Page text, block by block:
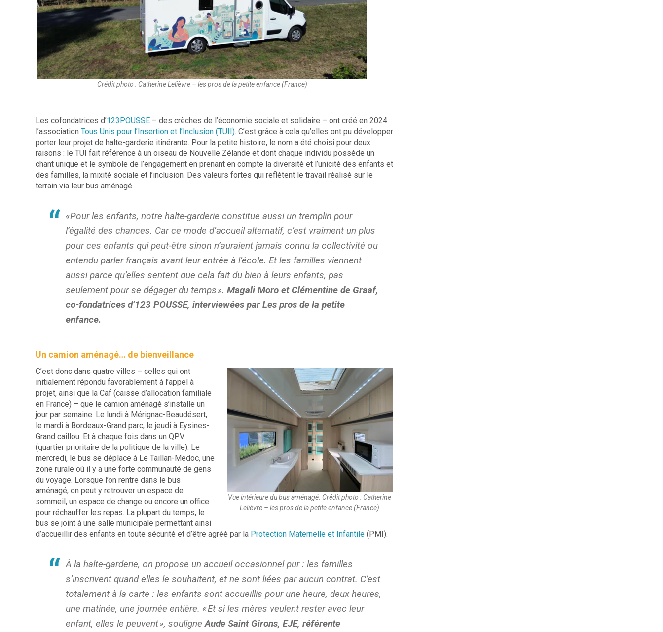
Crédit photo : Catherine Lelièvre – les pros de la petite enfance (France)
Les cofondatrices d’123POUSSE – des crèches de l’économie sociale et solidaire – ont créé en 2024
l’association Tous Unis pour l’Insertion et l’Inclusion (TUII). C’est grâce à cela qu’elles ont pu développer
porter leur projet de halte-garderie itinérante. Pour la petite histoire, le nom a été choisi pour deux
raisons : le TUI fait référence à un oiseau de Nouvelle Zélande et dont chaque individu possède un
chant unique et le symbole de l’engagement en prenant en compte la diversité et l’unicité des enfants et
des familles, la mixité sociale et l’inclusion. Des valeurs fortes qui reflètent le travail réalisé sur le
terrain via leur bus aménagé.
«Pour les enfants, notre halte-garderie constitue aussi un tremplin pour
l’égalité des chances. Car ce mode d’accueil alternatif, c’est vraiment un plus
pour ces enfants qui peut-être sinon n’auraient jamais connu la collectivité ou
entendu parler français avant leur entrée à l’école. Et les familles viennent
aussi parce qu’elles sentent que cela fait du bien à leurs enfants, pas
seulement pour se dégager du temps». Magali Moro et Clémentine de Graaf,
co-fondatrices d’123 POUSSE, interviewées par Les pros de la petite
enfance.
Un camion aménagé… de bienveillance
Vue intérieure du bus aménagé. Crédit photo : Catherine
Lelièvre – les pros de la petite enfance (France)
C’est donc dans quatre villes – celles qui ont
initialement répondu favorablement à l’appel à
projet, ainsi que la Caf (caisse d’allocation familiale
en France) – que le camion aménagé s’installe un
jour par semaine. Le lundi à Mérignac-Beaudésert,
le mardi à Bordeaux-Grand parc, le jeudi à Eysines-
Grand caillou. Et à chaque fois dans un QPV
(quartier prioritaire de la politique de la ville). Le
mercredi, le bus se déplace à Le Taillan-Médoc, une
zone rurale où il y a une forte communauté de gens
du voyage. Lorsque l’on rentre dans le bus
aménagé, on peut y retrouver un espace de
sommeil, un espace de change ou encore un office
pour réchauffer les repas. La plupart du temps, le
bus se joint à une salle municipale permettant ainsi
d’accueillir des enfants en toute sécurité et d’être agréé par la Protection Maternelle et Infantile (PMI).
À la halte-garderie, on propose un accueil occasionnel pur : les familles
s’inscrivent quand elles le souhaitent, et ne sont liées par aucun contrat. C’est
totalement à la carte : les enfants sont accueillis pour une heure, deux heures,
une matinée, une journée entière. «Et si les mères veulent rester avec leur
enfant, elles le peuvent», souligneAude Saint Girons, EJE, référente